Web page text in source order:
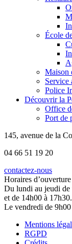
École
Maison
Service
Police
Découvrir la
Office
Port de
145, avenue de la
04 66 51 19 20
contactez-nous
Horaires d’ouverture
Du lundi au jeudi de
et de 14h00 à 17h30.
Le vendredi de
Mentions
RGPD